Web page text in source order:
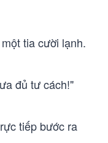
tia cười lạnh.
đủ tư cách!"
tiếp bước ra